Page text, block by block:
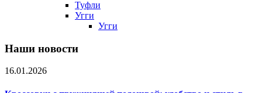
Туфли
Угги
Угги
Наши новости
16.01.2026